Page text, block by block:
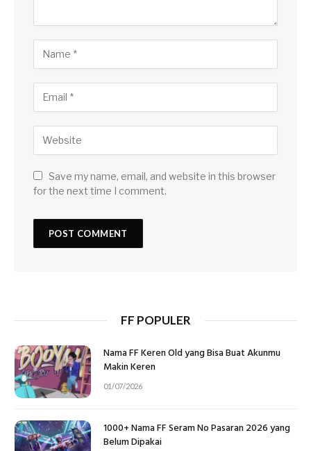
Save my name, email, and website in this browser
for the next time I comment.
FF POPULER
Nama FF Keren Old yang Bisa Buat Akunmu
Makin Keren
01/07/2026
1000+ Nama FF Seram No Pasaran 2026 yang
Belum Dipakai